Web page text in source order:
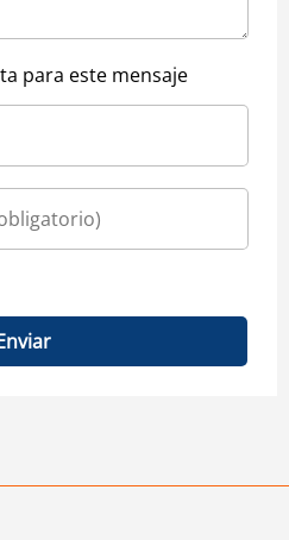
para este mensaje